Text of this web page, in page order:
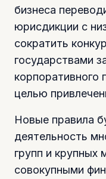
бизнеса
юрисдикции с
сократить
государствами
корпоративного
целью
Новые правила
деятельность
групп и крупных
совокупными